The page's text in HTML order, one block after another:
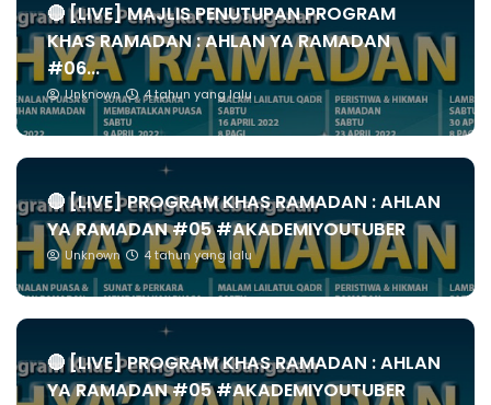
🔴 [LIVE] MAJLIS PENUTUPAN PROGRAM
KHAS RAMADAN : AHLAN YA RAMADAN
#06...
Unknown 4 tahun yang lalu
🔴 [LIVE] PROGRAM KHAS RAMADAN : AHLAN
YA RAMADAN #05 #AKADEMIYOUTUBER
Unknown 4 tahun yang lalu
🔴 [LIVE] PROGRAM KHAS RAMADAN : AHLAN
YA RAMADAN #05 #AKADEMIYOUTUBER